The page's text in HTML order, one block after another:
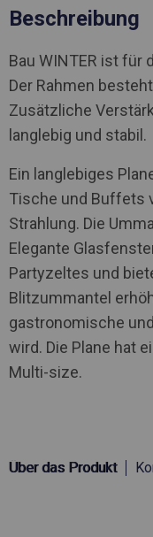
Beschreibung
Bau WINTER ist für
Der Rahmen
Zusätzliche
langlebig und stabil.
Ein langlebiges
Tische und Buffets
Strahlung. Die
Elegante
Partyzeltes und
Blitzummantel
gastronomische
wird. Die Plane hat
Multi-size.
Über das Produkt